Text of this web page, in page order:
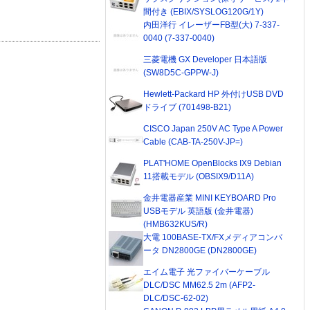
間付き (EBIX/SYSLOG120G/1Y)
内田洋行 イレーザーFB型(大) 7-337-
0040 (7-337-0040)
三菱電機 GX Developer 日本語版
(SW8D5C-GPPW-J)
Hewlett-Packard HP 外付けUSB DVD
ドライブ (701498-B21)
CISCO Japan 250V AC Type A Power
Cable (CAB-TA-250V-JP=)
PLAT'HOME OpenBlocks IX9 Debian
11搭載モデル (OBSIX9/D11A)
金井電器産業 MINI KEYBOARD Pro
USBモデル 英語版 (金井電器)
(HMB632KUS/R)
大電 100BASE-TX/FXメディアコンバ
ータ DN2800GE (DN2800GE)
エイム電子 光ファイバーケーブル
DLC/DSC MM62.5 2m (AFP2-
DLC/DSC-62-02)